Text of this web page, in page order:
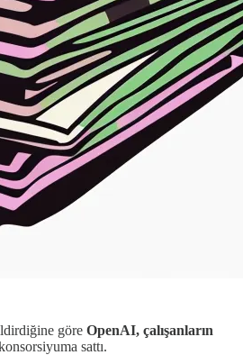
göre OpenAI, çalışanların
sattı.